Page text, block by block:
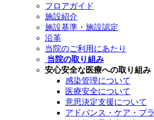
フロアガイド
施設紹介
施設基準・施設認定
沿革
当院のご利用にあたり
当院の取り組み
安心安全な医療への取り組み
感染管理について
医療安全について
意思決定支援について
アドバンス・ケア・プ